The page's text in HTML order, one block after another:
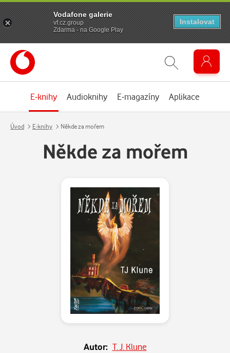
E-knihy Audioknihy E-magazíny Aplikace
Úvod E-knihy Někde za mořem
Někde za mořem
Autor: T. J. Klune
Vodafone galerie
vf.cz.group
Zdarma - na Google Play
Instalovat